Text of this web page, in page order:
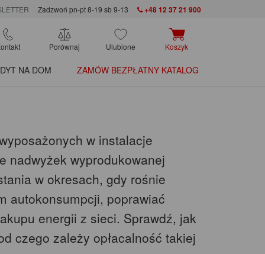
Zadzwoń pn-pt 8-19 sb 9-13 +48 12 37 21 900
Porównaj Ulubione Koszyk
NA DOM ZAMÓW BEZPŁATNY KATALOG
w instalacje
nadwyżek wyprodukowanej
w okresach, gdy rośnie
autokonsumpcji, poprawiać
energii z sieci. Sprawdź, jak
czego zależy opłacalność takiej